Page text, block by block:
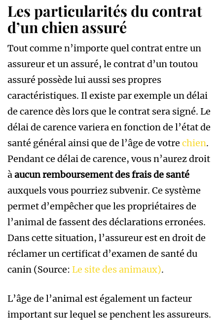
Les particularités du contrat
d’un chien assuré
Tout comme n’importe quel contrat entre un
assureur et un assuré, le contrat d’un toutou
assuré possède lui aussi ses propres
caractéristiques. Il existe par exemple un délai
de carence dès lors que le contrat sera signé. Le
délai de carence variera en fonction de l’état de
santé général ainsi que de l’âge de votre chien.
Pendant ce délai de carence, vous n’aurez droit
àaucun remboursement des frais de santé
auxquels vous pourriez subvenir. Ce système
permet d’empêcher que les propriétaires de
l’animal de fassent des déclarations erronées.
Dans cette situation, l’assureur est en droit de
réclamer un certificat d’examen de santé du
canin (Source: Le site des animaux).
L’âge de l’animal est également un facteur
important sur lequel se penchent les assureurs.